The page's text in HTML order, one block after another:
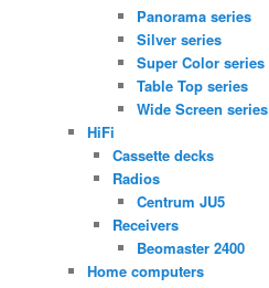
Panorama series
Silver series
Super Color series
Table Top series
Wide Screen series
HiFi
Cassette decks
Radios
Centrum JU5
Receivers
Beomaster 2400
Home computers